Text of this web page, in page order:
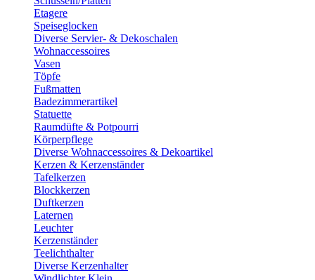
Etagere
Speiseglocken
Diverse Servier- & Dekoschalen
Wohnaccessoires
Vasen
Töpfe
Fußmatten
Badezimmerartikel
Statuette
Raumdüfte & Potpourri
Körperpflege
Diverse Wohnaccessoires & Dekoartikel
Kerzen & Kerzenständer
Tafelkerzen
Blockkerzen
Duftkerzen
Laternen
Leuchter
Kerzenständer
Teelichthalter
Diverse Kerzenhalter